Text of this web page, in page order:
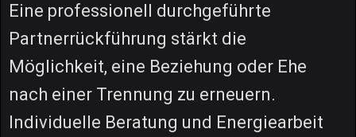
Eine professionell durchgeführte
Partnerrückführung stärkt die
Möglichkeit, eine Beziehung oder Ehe
nach einer Trennung zu erneuern.
Individuelle Beratung und Energiearbeit